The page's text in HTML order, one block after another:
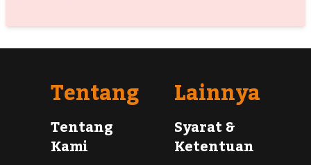
Tentang
Tentang
Kami
Lainnya
Syarat &
Ketentuan